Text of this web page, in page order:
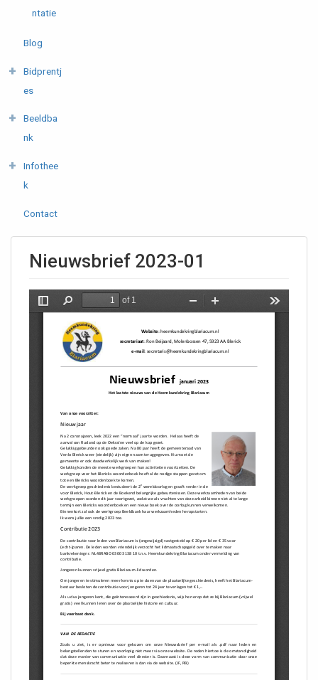
ntatie
Blog
Bidprentj
es
Beeldba
nk
Infothee
k
Contact
Nieuwsbrief 2023-01